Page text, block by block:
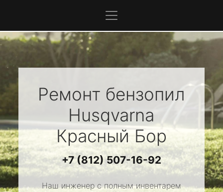
Ремонт бензопил
Husqvarna
Красный Бор
+7 (812) 507-16-92
Наш инженер с полным инвентарем